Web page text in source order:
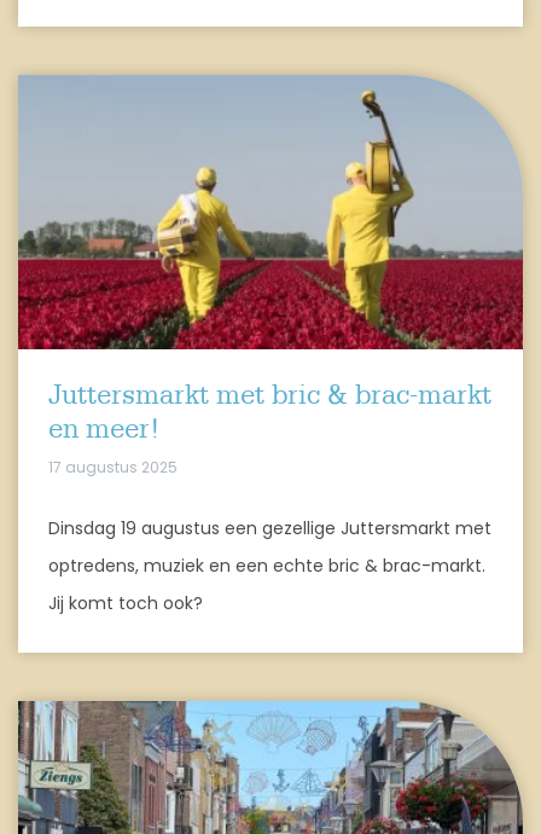
Juttersmarkt met bric & brac-markt
en meer!
17 augustus 2025
Dinsdag 19 augustus een gezellige Juttersmarkt met
optredens, muziek en een echte bric & brac-markt.
Jij komt toch ook?